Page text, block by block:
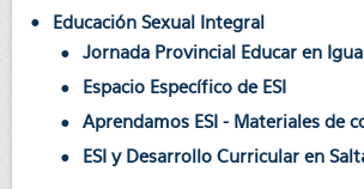
Educación Sexual Integral
Jornada Provincial Educar en
Espacio Específico de ESI
Aprendamos ESI - Materiales de
ESI y Desarrollo Curricular en